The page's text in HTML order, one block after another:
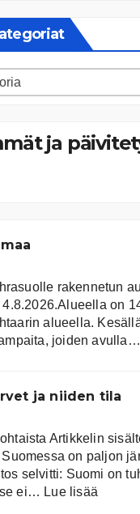
ja
rakennetun
on
alueella.
joiden avulla…
ja niiden tila
Artikkelin
on pal­jon
selvitti: Suomi on
ei… Lue lisää